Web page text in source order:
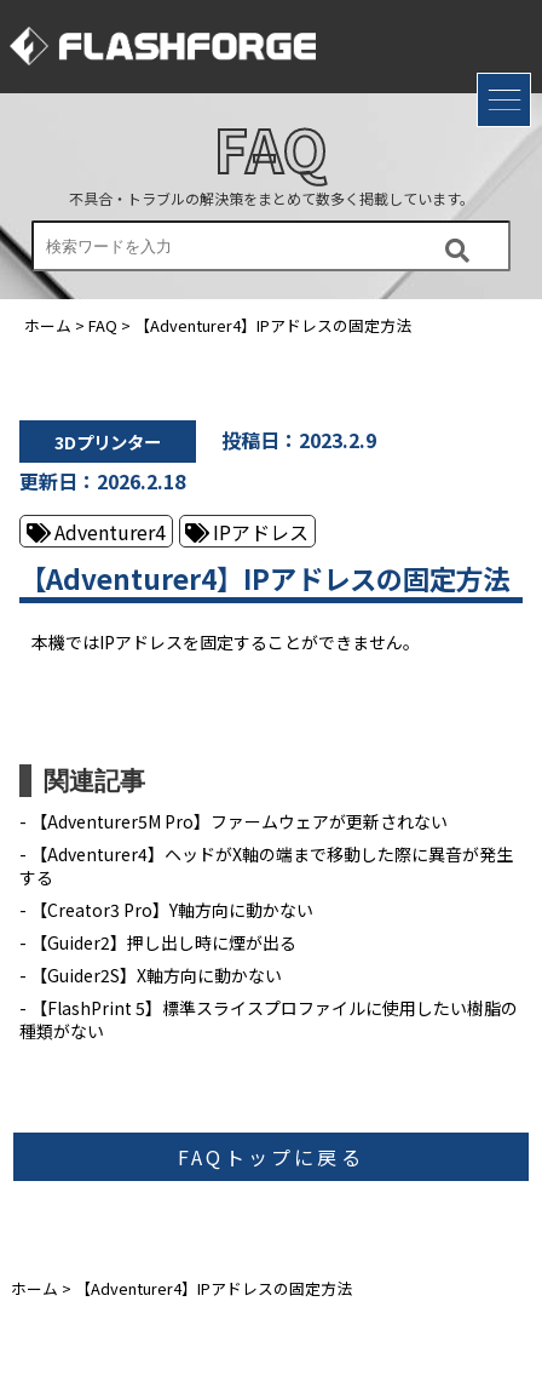
FAQ
不具合・トラブルの解決策をまとめて数多く掲載しています。
ホーム > FAQ > 【Adventurer4】IPアドレスの固定方法
3Dプリンター
投稿日：2023.2.9
更新日：2026.2.18
Adventurer4
IPアドレス
【Adventurer4】IPアドレスの固定方法
本機ではIPアドレスを固定することができません。
関連記事
【Adventurer5M Pro】ファームウェアが更新されない
【Adventurer4】ヘッドがX軸の端まで移動した際に異音が発生
する
【Creator3 Pro】Y軸方向に動かない
【Guider2】押し出し時に煙が出る
【Guider2S】X軸方向に動かない
【FlashPrint 5】標準スライスプロファイルに使用したい樹脂の
種類がない
FAQトップに戻る
ホーム > 【Adventurer4】IPアドレスの固定方法